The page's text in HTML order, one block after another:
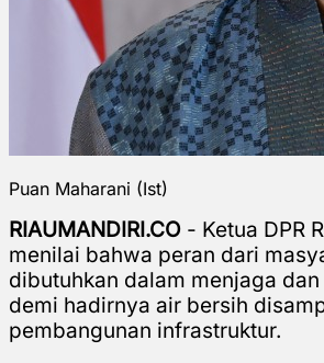
Puan Maharani (Ist)
RIAUMANDIRI.CO - Ketua DPR
menilai bahwa peran dari
dibutuhkan dalam menjaga
demi hadirnya air bersih
pembangunan infrastruktur.